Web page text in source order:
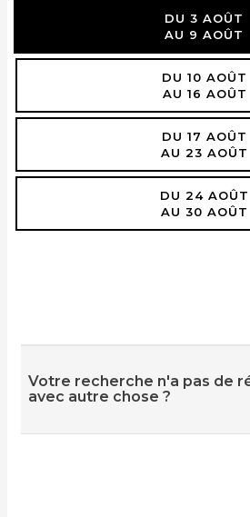
DU 3 AOÛT
AU 9 AOÛT
DU 10 AOÛT
AU 16 AOÛT
DU 17 AOÛT
AU 23 AOÛT
DU 24 AOÛT
AU 30 AOÛT
Votre recherche n'a pas de
avec autre chose ?